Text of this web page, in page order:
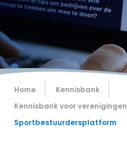
Home
Kennisbank
Kennisbank voor verenigingen
Sportbestuurdersplatform